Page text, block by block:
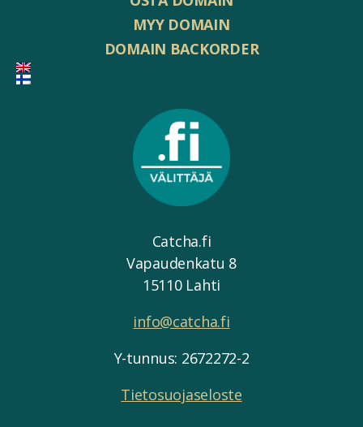
MYY DOMAIN
DOMAIN BACKORDER
Catcha.fi
Vapaudenkatu 8
15110 Lahti
info@catcha.fi
Y-tunnus: 2672272-2
Tietosuojaseloste